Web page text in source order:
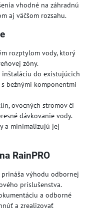
vhodné na záhradnú
aj väčšom rozsahu.
rozptylom vody, ktorý
zóny.
do existujúcich
bežnými komponentmi
ovocných stromov či
dávkovanie vody.
a minimalizujú jej
RainPRO
prináša výhodu odbornej
príslušenstva.
a odborné
a zrealizovať